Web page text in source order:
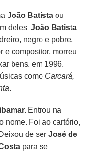
João Batista ou
deles,João Batista
negro e pobre,
e compositor, morreu
bens, em 1996,
como Carcará,
.
Entrou na
nome. Foi ao cartório,
de serJosé de
para se